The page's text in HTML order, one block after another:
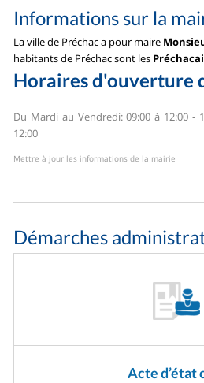
Informations sur la
La ville de Préchac a pour maire
habitants de Préchac sont les
Horaires d'ouverture
Du Mardi au Vendredi: 09:00 à 12:00 -
12:00
Mettre à jour les informations de la mairie
Démarches
Acte d’état